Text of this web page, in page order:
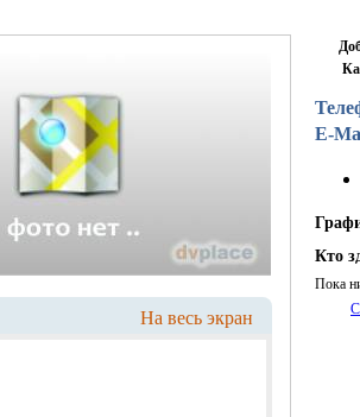
На весь экран
E-
Кто
Пока